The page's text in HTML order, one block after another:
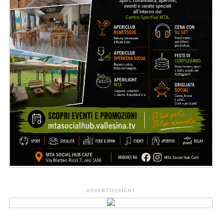
ADVERTISEMENT